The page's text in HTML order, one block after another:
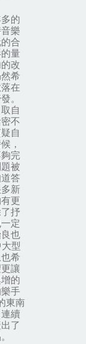
的
樂
合
量
改
希
在
。
自
不
自
，
完
被
答
新
更
抒
定
也
型
希
讓
的
手
東南
續
了